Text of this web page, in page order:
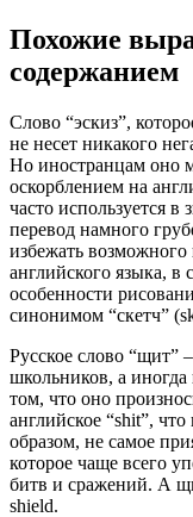
Похожие
содержанием
Слово “эскиз”,
не несет никакого
Но иностранцам оно
оскорблением на
часто используется в
перевод намного
избежать
английского языка, в
особенности
синонимом “скетч”
Русское слово “щит”
школьников, а
том, что оно
английское “shit”,
образом, не самое
которое чаще всего
битв и сражений. А
shield.